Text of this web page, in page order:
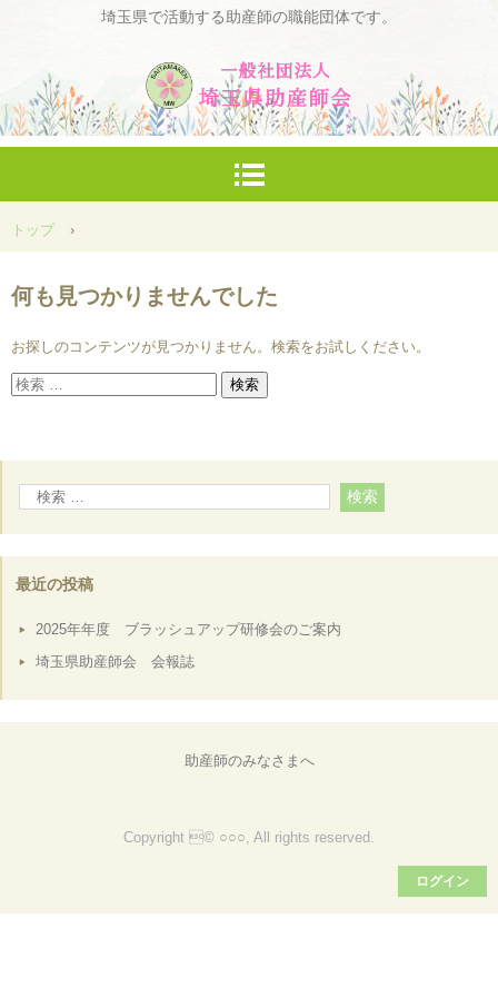
埼玉県で活動する助産師の職能団体です。
トップ ›
何も見つかりませんでした
お探しのコンテンツが見つかりません。検索をお試しください。
最近の投稿
2025年年度 ブラッシュアップ研修会のご案内
埼玉県助産師会 会報誌
助産師のみなさまへ
Copyright © ○○○, All rights reserved.
ログイン